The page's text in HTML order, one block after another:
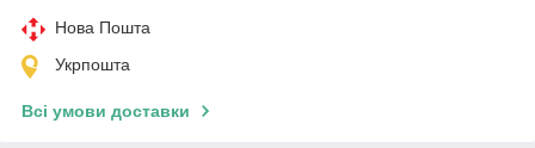
Нова Пошта
Укрпошта
Всі умови доставки